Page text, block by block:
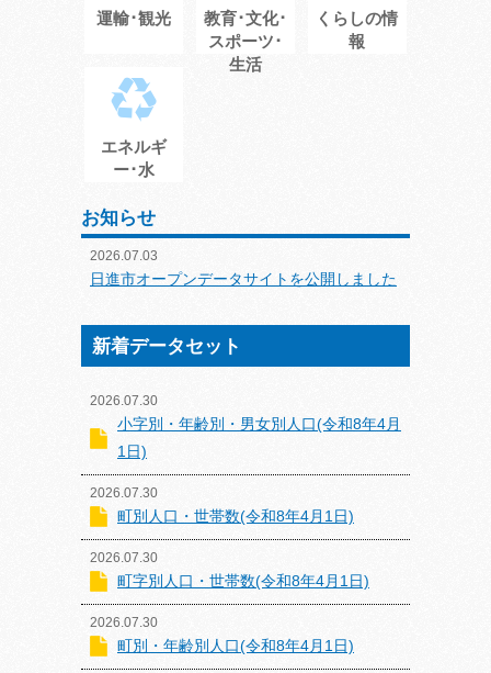
運輸･観光
教育･文化･
スポーツ･
生活
くらしの情
報
エネルギ
ー･水
お知らせ
2026.07.03
日進市オープンデータサイトを公開しました
新着データセット
2026.07.30
小字別・年齢別・男女別人口(令和8年4月
1日)
2026.07.30
町別人口・世帯数(令和8年4月1日)
2026.07.30
町字別人口・世帯数(令和8年4月1日)
2026.07.30
町別・年齢別人口(令和8年4月1日)